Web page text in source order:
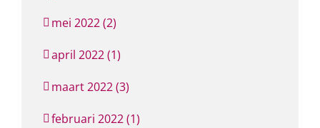
mei 2022 (2)
april 2022 (1)
maart 2022 (3)
februari 2022 (1)